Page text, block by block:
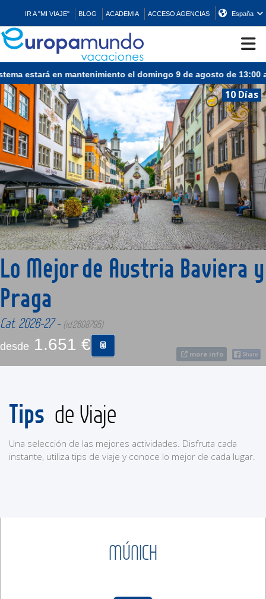
IR A "MI VIAJE" BLOG ACADEMIA ACCESO AGENCIAS España
CRUCEROS
EUROPA
ASIA
ORIENTE
PROMOCIONES
COMPRAR
estará en mantenimiento el domingo 9 de agosto de 13:00 a
10 Días
more info
Lo Mejor de Austria Baviera y
Praga
Cat. 2026-27 - (id:2608795)
desde 1.651 €
Tips de Viaje
Una selección de las mejores actividades. Disfruta cada
instante, utiliza tips de viaje y conoce lo mejor de cada lugar.
MÚNICH